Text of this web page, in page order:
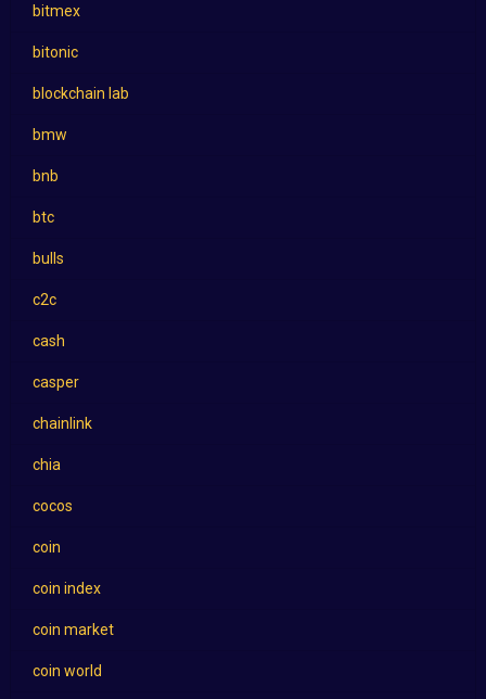
bitmex
bitonic
blockchain lab
bmw
bnb
btc
bulls
c2c
cash
casper
chainlink
chia
cocos
coin
coin index
coin market
coin world